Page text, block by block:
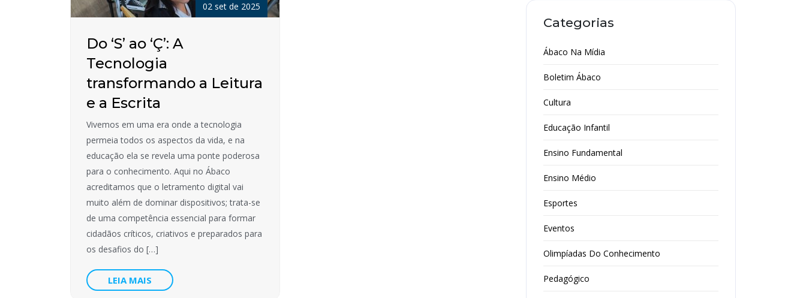
02 set de 2025
Do ‘S’ ao ‘Ç’: A
Tecnologia
transformando a Leitura
e a Escrita
Vivemos em uma era onde a tecnologia
permeia todos os aspectos da vida, e na
educação ela se revela uma ponte poderosa
para o conhecimento. Aqui no Ábaco
acreditamos que o letramento digital vai
muito além de dominar dispositivos; trata-se
de uma competência essencial para formar
cidadãos críticos, criativos e preparados para
os desafios do […]
LEIA MAIS
Categorias
Ábaco Na Mídia
Boletim Ábaco
Cultura
Educação Infantil
Ensino Fundamental
Ensino Médio
Esportes
Eventos
Olimpíadas Do Conhecimento
Pedagógico